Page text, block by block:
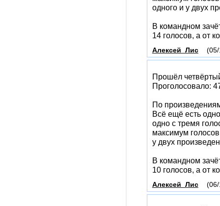
одного и у двух
В командном
14 голосов, а от
Алексей_Лис
Прошёл
Проголосовало:
По
Всё ещё есть
одно с тремя
максимум
у двух
В командном
10 голосов, а от
Алексей_Лис